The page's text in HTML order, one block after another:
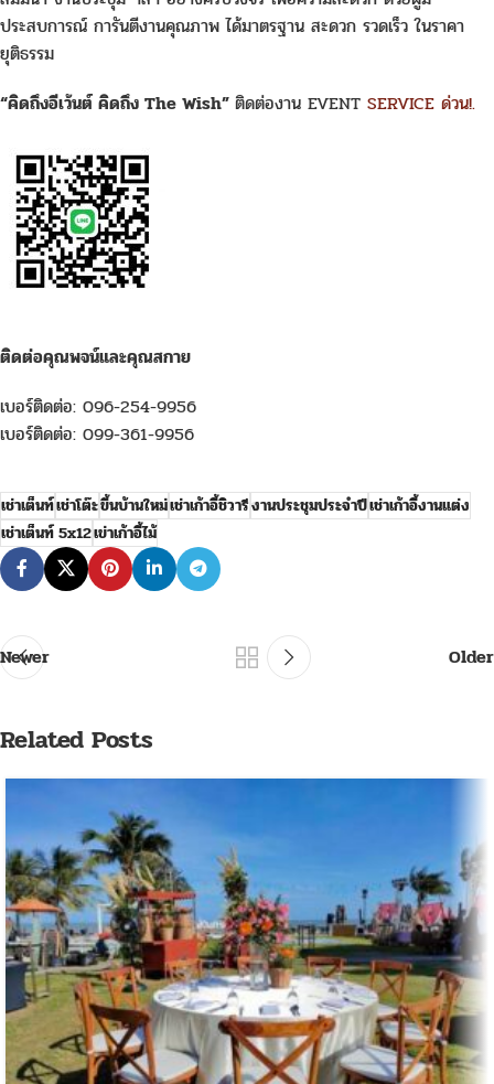
ประสบการณ์ การันตีงานคุณภาพ ได้มาตรฐาน สะดวก รวดเร็ว ในราคา
ยุติธรรม
“คิดถึงอีเว้นต์ คิดถึง The Wish” ติดต่องาน EVENT SERVICE ด่วน!.
ติดต่อคุณพจน์และคุณสกาย
เบอร์ติดต่อ: 096-254-9956
เบอร์ติดต่อ: 099-361-9956
เช่าเต็นท์เช่าโต๊ะขึ้นบ้านใหม่เช่าเก้าอี้ชิวารีงานประชุมประจำปีเช่าเก้าอี้งานแต่ง
เช่าเต็นท์ 5x12เข่าเก้าอี้ไม้
Newer Older
Related Posts